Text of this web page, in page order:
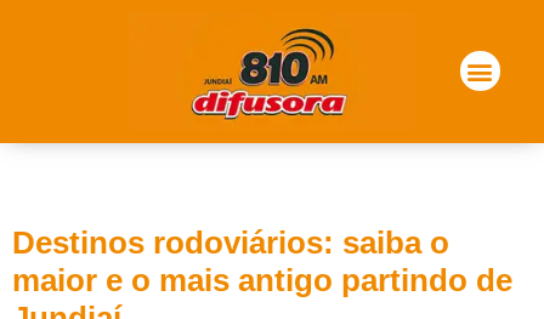
Destinos rodoviários: saiba o
maior e o mais antigo partindo de